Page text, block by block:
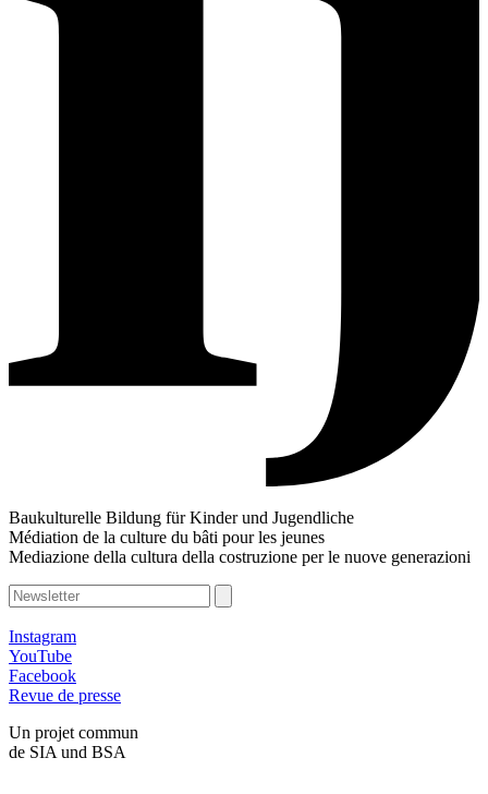
Baukulturelle Bildung für Kinder und Jugendliche
Médiation de la culture du bâti pour les jeunes
Mediazione della cultura della costruzione per le nuove generazioni
Instagram
YouTube
Facebook
Revue de presse
Un projet commun
de SIA und BSA